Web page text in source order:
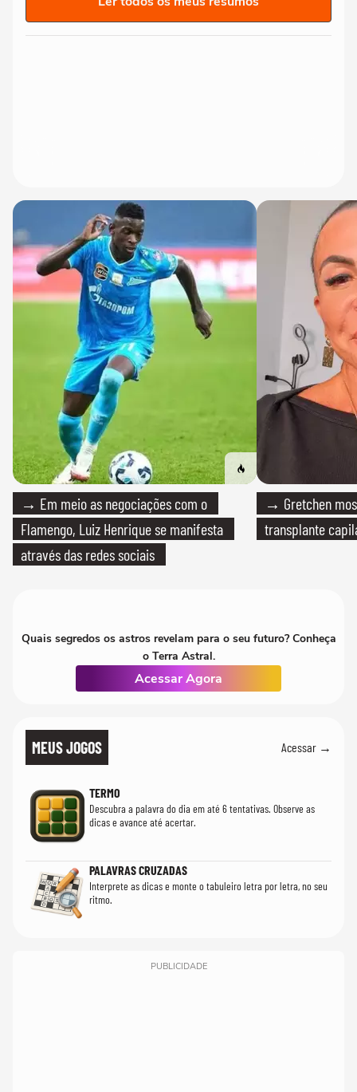
→ Em meio as negociações com o
Flamengo, Luiz Henrique se manifesta
através das redes sociais
→ Gretchen
transplante
Quais segredos os astros revelam para o seu futuro? Conheça
o Terra Astral.
Acessar Agora
MEUS JOGOS Acessar →
TERMO
Descubra a palavra do dia em até 6 tentativas. Observe as
dicas e avance até acertar.
PALAVRAS CRUZADAS
Interprete as dicas e monte o tabuleiro letra por letra, no seu
ritmo.
PUBLICIDADE